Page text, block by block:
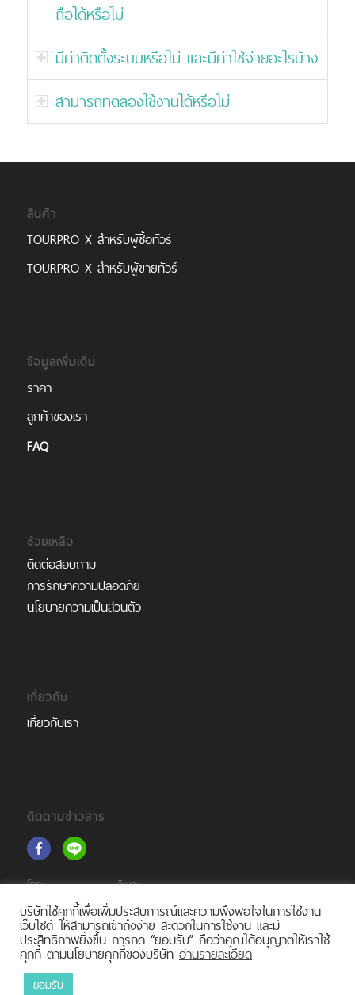
ถือได้หรือไม่
มีค่าติดตั้งระบบหรือไม่ และมีค่าใช้จ่ายอะไรบ้าง
สามารถทดลองใช้งานได้หรือไม่
สินค้า
TOURPRO X สำหรับผู้ซื้อทัวร์
TOURPRO X สำหรับผู้ขายทัวร์
ข้อมูลเพิ่มเติม
ราคา
ลูกค้าของเรา
FAQ
ช่วยเหลือ
ติดต่อสอบถาม
การรักษาความปลอดภัย
นโยบายความเป็นส่วนตัว
เกี่ยวกับ
เกี่ยวกับเรา
ติดตามข่าวสาร
โทร:
(+66)2 105 6261
อีเมล:
บริษัทใช้คุกกี้เพื่อเพิ่มประสบการณ์และความพึงพอใจในการใช้งาน
เว็บไซต์ ให้สามารถเข้าถึงง่าย สะดวกในการใช้งาน และมี
ประสิทธิภาพยิ่งขึ้น การกด “ยอมรับ” ถือว่าคุณได้อนุญาตให้เราใช้
คุกกี้ ตามนโยบายคุกกี้ของบริษัท อ่านรายละเอียด
ยอมรับ